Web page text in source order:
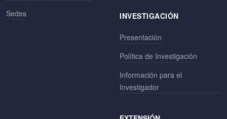
Sedes
INVESTIGACIÓN
Presentación
Política de Investigación
Información para el
Investigador